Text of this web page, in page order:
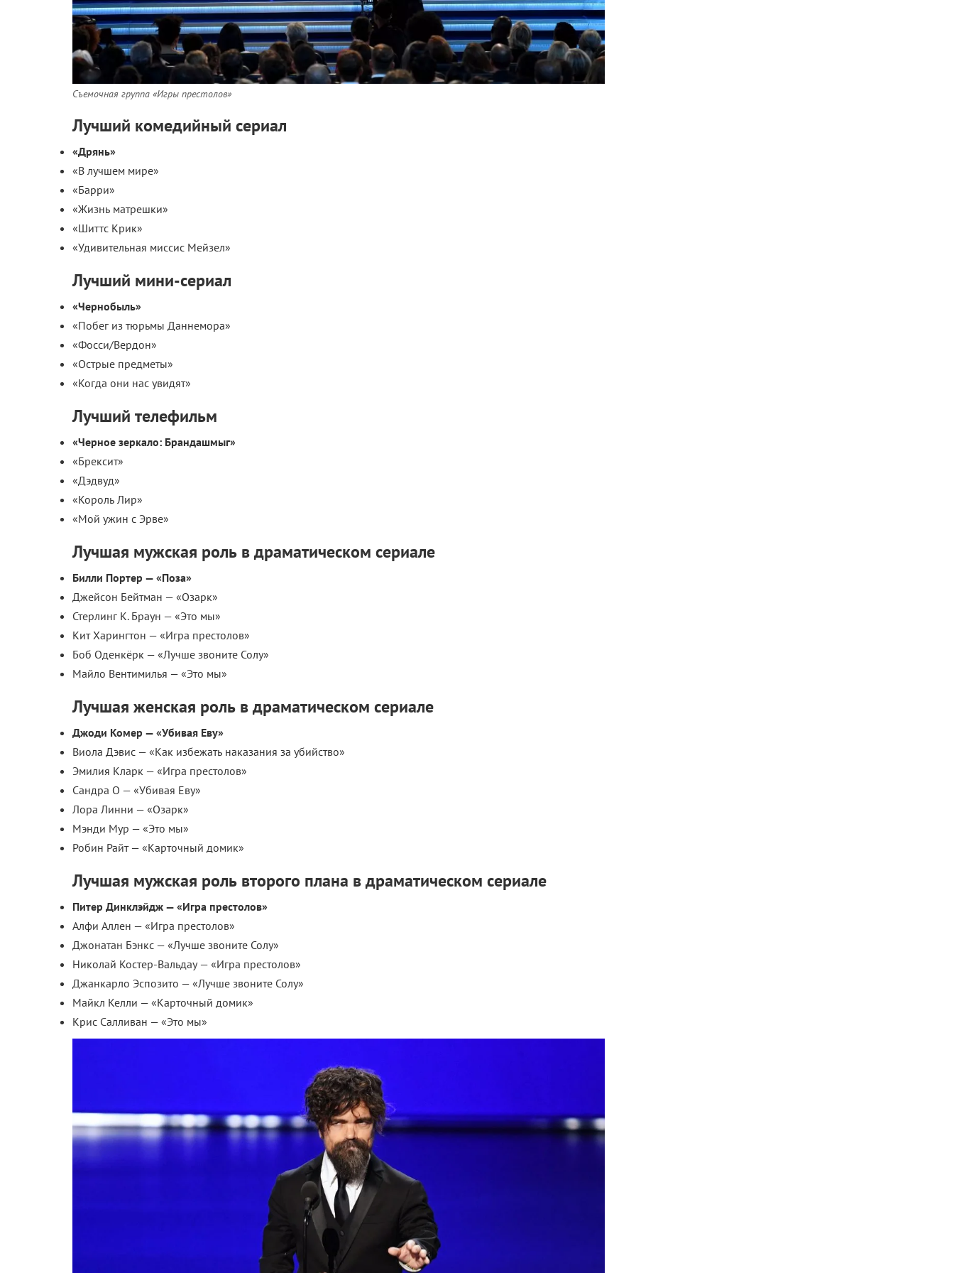
Съемочная группа «Игры престолов»
Лучший комедийный сериал
«Дрянь»
«В лучшем мире»
«Барри»
«Жизнь матрешки»
«Шиттс Крик»
«Удивительная миссис Мейзел»
Лучший мини-сериал
«Чернобыль»
«Побег из тюрьмы Даннемора»
«Фосси/Вердон»
«Острые предметы»
«Когда они нас увидят»
Лучший телефильм
«Черное зеркало: Брандашмыг»
«Брексит»
«Дэдвуд»
«Король Лир»
«Мой ужин с Эрве»
Лучшая мужская роль в драматическом сериале
Билли Портер — «Поза»
Джейсон Бейтман — «Озарк»
Стерлинг К. Браун — «Это мы»
Кит Харингтон — «Игра престолов»
Боб Оденкёрк — «Лучше звоните Солу»
Майло Вентимилья — «Это мы»
Лучшая женская роль в драматическом сериале
Джоди Комер — «Убивая Еву»
Виола Дэвис — «Как избежать наказания за убийство»
Эмилия Кларк — «Игра престолов»
Сандра О — «Убивая Еву»
Лора Линни — «Озарк»
Мэнди Мур — «Это мы»
Робин Райт — «Карточный домик»
Лучшая мужская роль второго плана в драматическом сериале
Питер Динклэйдж — «Игра престолов»
Алфи Аллен — «Игра престолов»
Джонатан Бэнкс — «Лучше звоните Солу»
Николай Костер-Вальдау — «Игра престолов»
Джанкарло Эспозито — «Лучше звоните Солу»
Майкл Келли — «Карточный домик»
Крис Салливан — «Это мы»